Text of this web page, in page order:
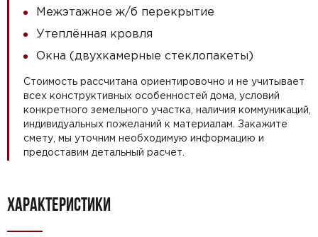
Межэтажное ж/б перекрытие
Утеплённая кровля
Окна (двухкамерные стеклопакеты)
Стоимость рассчитана ориентировочно и не учитывает
всех конструктивных особенностей дома, условий
конкретного земельного участка, наличия коммуникаций,
индивидуальных пожеланий к материалам. Закажите
смету, мы уточним необходимую информацию и
предоставим детальный расчет.
ХАРАКТЕРИСТИКИ